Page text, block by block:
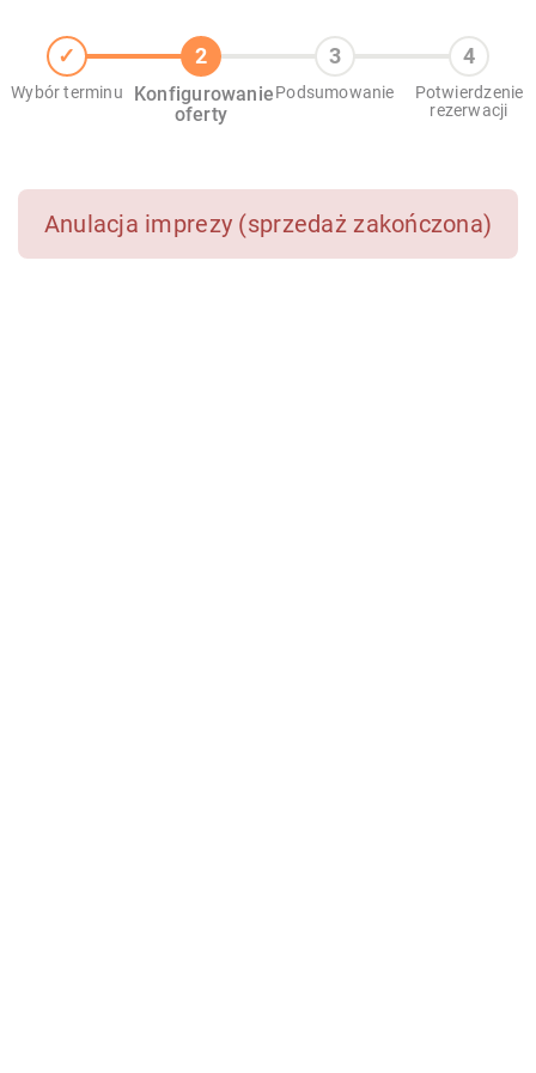
Wybór terminu
Konfigurowanie
oferty
Podsumowanie
Potwierdzenie
rezerwacji
Anulacja imprezy (sprzedaż zakończona)